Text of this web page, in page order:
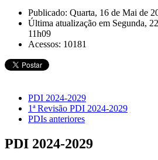
Publicado: Quarta, 16 de Mai de
Última atualização em Segunda,
11h09
Acessos: 10181
PDI 2024-2029
1ª Revisão PDI 2024-2029
PDIs anteriores
PDI 2024-2029